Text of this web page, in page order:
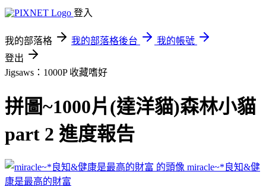
登入
我的部落格 我的部落格後台
我的帳號
登出
Jigsaws：1000P 收藏嗜好
拼圖~1000片(達洋貓)森林小貓
part 2 進度報告
miracle~*良知&健
康是最高的財富